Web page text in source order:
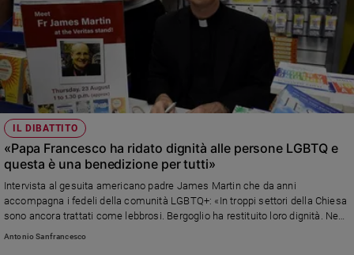
IL DIBATTITO
«Papa Francesco ha ridato dignità alle persone LGBTQ e
questa è una benedizione per tutti»
Intervista al gesuita americano padre James Martin che da anni
accompagna i fedeli della comunità LGBTQ+: «In troppi settori della Chiesa
sono ancora trattati come lebbrosi. Bergoglio ha restituito loro dignità. Negli
Stati Uniti molti vescovi si oppongono al Pontefice ma non vedo il rischio di
Antonio Sanfrancesco